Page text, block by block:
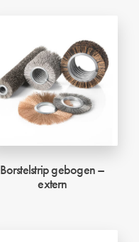
Borstelstrip gebogen –
extern